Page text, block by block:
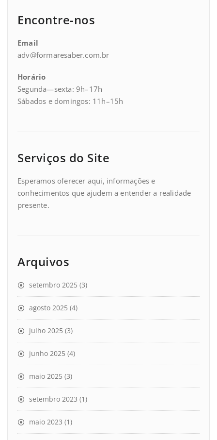
Encontre-nos
Email
adv@formaresaber.com.br
Horário
Segunda—sexta: 9h–17h
Sábados e domingos: 11h–15h
Serviços do Site
Esperamos oferecer aqui, informações e
conhecimentos que ajudem a entender a realidade
presente.
Arquivos
setembro 2025 (3)
agosto 2025 (4)
julho 2025 (3)
junho 2025 (4)
maio 2025 (3)
setembro 2023 (1)
maio 2023 (1)